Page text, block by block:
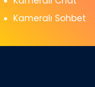
Kameralı Sohbet